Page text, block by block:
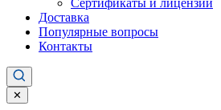
Сертификаты и лицензии
Доставка
Популярные вопросы
Контакты
✕